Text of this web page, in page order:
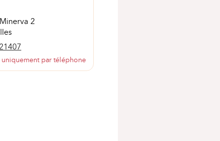
2
uniquement par téléphone